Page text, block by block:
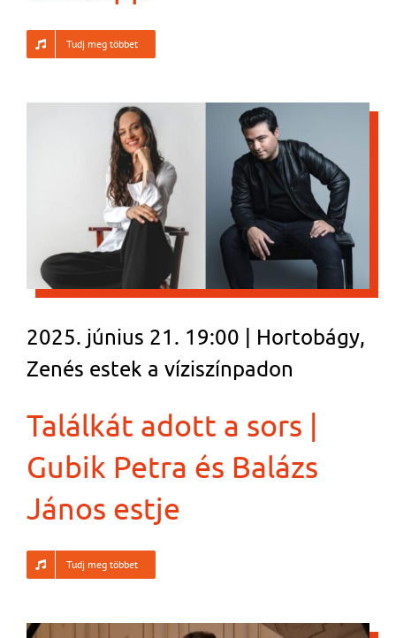
Tudj meg többet
2025. június 21. 19:00 | Hortobágy,
Zenés estek a víziszínpadon
Találkát adott a sors |
Gubik Petra és Balázs
János estje
Tudj meg többet